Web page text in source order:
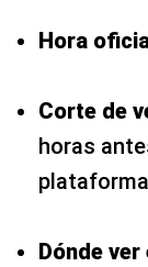
Hora
Corte de
horas
Dónde ver